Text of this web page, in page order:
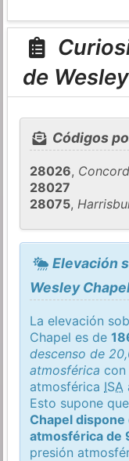
de
Códigos
28026, Concord
28027
28075,
Elevación
Wesley
La elevación
Chapel es de
descenso de
atmosférica con
atmosférica ISA
Esto supone que
Chapel
atmosférica de
presión